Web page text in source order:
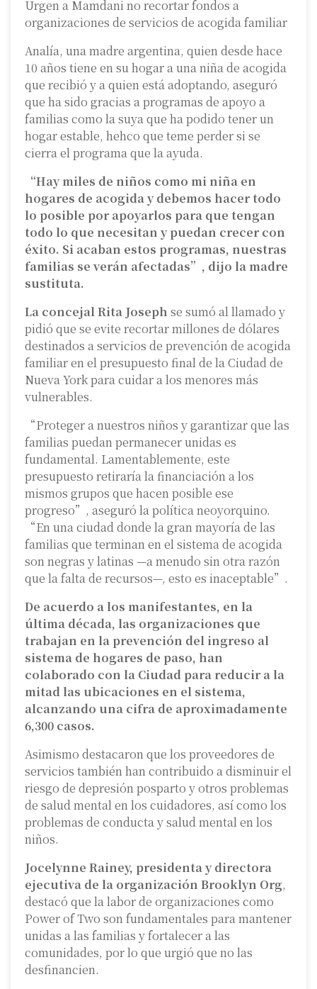
Urgen a Mamdani no recortar fondos a
organizaciones de servicios de acogida familiar
Analía, una madre argentina, quien desde hace
10 años tiene en su hogar a una niña de acogida
que recibió y a quien está adoptando, aseguró
que ha sido gracias a programas de apoyo a
familias como la suya que ha podido tener un
hogar estable, hehco que teme perder si se
cierra el programa que la ayuda.
“Hay miles de niños como mi niña en
hogares de acogida y debemos hacer todo
lo posible por apoyarlos para que tengan
todo lo que necesitan y puedan crecer con
éxito. Si acaban estos programas, nuestras
familias se verán afectadas”, dijo la madre
sustituta.
La concejal Rita Joseph se sumó al llamado y
pidió que se evite recortar millones de dólares
destinados a servicios de prevención de acogida
familiar en el presupuesto final de la Ciudad de
Nueva York para cuidar a los menores más
vulnerables.
“Proteger a nuestros niños y garantizar que las
familias puedan permanecer unidas es
fundamental. Lamentablemente, este
presupuesto retiraría la financiación a los
mismos grupos que hacen posible ese
progreso”, aseguró la política neoyorquino.
“En una ciudad donde la gran mayoría de las
familias que terminan en el sistema de acogida
son negras y latinas —a menudo sin otra razón
que la falta de recursos—, esto es inaceptable”.
De acuerdo a los manifestantes, en la
última década, las organizaciones que
trabajan en la prevención del ingreso al
sistema de hogares de paso, han
colaborado con la Ciudad para reducir a la
mitad las ubicaciones en el sistema,
alcanzando una cifra de aproximadamente
6,300 casos.
Asimismo destacaron que los proveedores de
servicios también han contribuido a disminuir el
riesgo de depresión posparto y otros problemas
de salud mental en los cuidadores, así como los
problemas de conducta y salud mental en los
niños.
Jocelynne Rainey, presidenta y directora
ejecutiva de la organización Brooklyn Org,
destacó que la labor de organizaciones como
Power of Two son fundamentales para mantener
unidas a las familias y fortalecer a las
comunidades, por lo que urgió que no las
desfinancien.